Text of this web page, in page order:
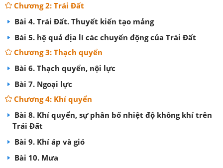
Chương 2: Trái Đất
Bài 4. Trái Đất. Thuyết kiến tạo mảng
Bài 5. hệ quả địa lí các chuyển động của Trái Đất
Chương 3: Thạch quyển
Bài 6. Thạch quyển, nội lực
Bài 7. Ngoại lực
Chương 4: Khí quyển
Bài 8. Khí quyển, sự phân bố nhiệt độ không khí trên
Trái Đất
Bài 9. Khí áp và gió
Bài 10. Mưa